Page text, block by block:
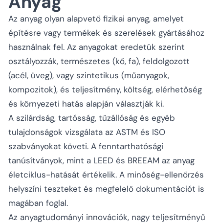
Az anyag olyan alapvető fizikai anyag, amelyet
építésre vagy termékek és szerelések gyártásához
használnak fel. Az anyagokat eredetük szerint
osztályozzák, természetes (kő, fa), feldolgozott
(acél, üveg), vagy szintetikus (műanyagok,
kompozitok), és teljesítmény, költség, elérhetőség
és környezeti hatás alapján választják ki.
A szilárdság, tartósság, tűzállóság és egyéb
tulajdonságok vizsgálata az ASTM és ISO
szabványokat követi. A fenntarthatósági
tanúsítványok, mint a LEED és BREEAM az anyag
életciklus-hatását értékelik. A minőség-ellenőrzés
helyszíni teszteket és megfelelő dokumentációt is
magában foglal.
Az anyagtudományi innovációk, nagy teljesítményű